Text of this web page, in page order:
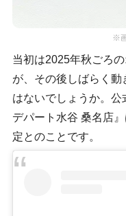
※
当初は2025年秋ごろ
が、その後しばらく
はないでしょうか。
デパート水谷 桑名店
定とのことです。